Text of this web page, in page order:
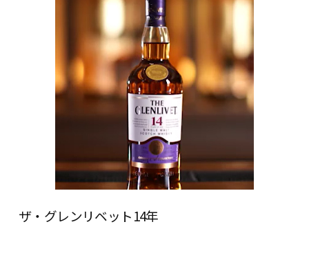
ザ・グレンリベット14年